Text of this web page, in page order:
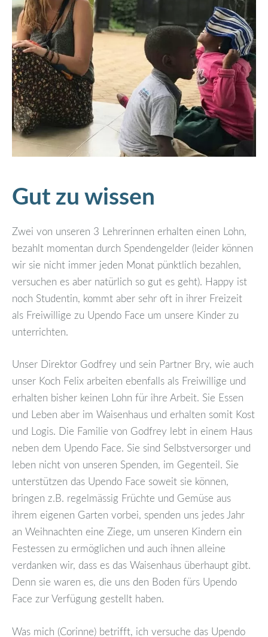
Gut zu wissen
Zwei von unseren 3 Lehrerinnen erhalten einen Lohn,
bezahlt momentan durch Spendengelder (leider können
wir sie nicht immer jeden Monat pünktlich bezahlen,
versuchen es aber natürlich so gut es geht). Happy ist
noch Studentin, kommt aber sehr oft in ihrer Freizeit
als Freiwillige zu Upendo Face um unsere Kinder zu
unterrichten.
Unser Direktor Godfrey und sein Partner Bry, wie auch
unser Koch Felix arbeiten ebenfalls als Freiwillige und
erhalten bisher keinen Lohn für ihre Arbeit. Sie Essen
und Leben aber im Waisenhaus und erhalten somit Kost
und Logis. Die Familie von Godfrey lebt in einem Haus
neben dem Upendo Face. Sie sind Selbstversorger und
leben nicht von unseren Spenden, im Gegenteil. Sie
unterstützen das Upendo Face soweit sie können,
bringen z.B. regelmässig Früchte und Gemüse aus
ihrem eigenen Garten vorbei, spenden uns jedes Jahr
an Weihnachten eine Ziege, um unseren Kindern ein
Festessen zu ermöglichen und auch ihnen alleine
verdanken wir, dass es das Waisenhaus überhaupt gibt.
Denn sie waren es, die uns den Boden fürs Upendo
Face zur Verfügung gestellt haben.
Was mich (Corinne) betrifft, ich versuche das Upendo